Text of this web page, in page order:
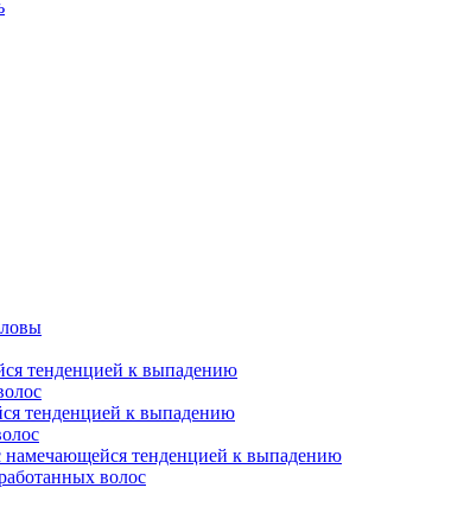
тенденцией к выпадению
тенденцией к выпадению
намечающейся тенденцией к выпадению
волос